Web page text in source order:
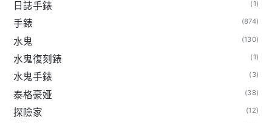
日誌手錶 (1)
手錶 (874)
水鬼 (130)
水鬼復刻錶 (1)
水鬼手錶 (3)
泰格豪娅 (38)
探險家 (12)